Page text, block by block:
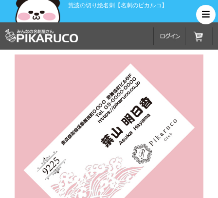
荒波の切り絵名刺【名刺のピカルコ】